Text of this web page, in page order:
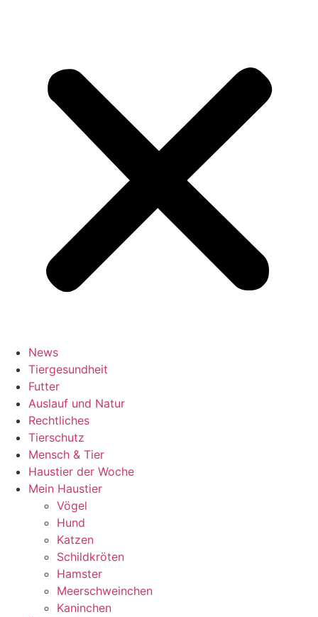
News
Tiergesundheit
Futter
Auslauf und Natur
Rechtliches
Tierschutz
Mensch & Tier
Haustier der Woche
Mein Haustier
Vögel
Hund
Katzen
Schildkröten
Hamster
Meerschweinchen
Kaninchen